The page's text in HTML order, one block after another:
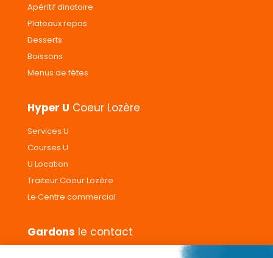
Apéritif dinatoire
Plateaux repas
Desserts
Boissons
Menus de fêtes
Hyper U Coeur Lozère
Services U
Courses U
U Location
Traiteur Coeur Lozère
Le Centre commercial
Gardons le contact